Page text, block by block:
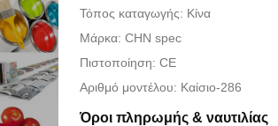
Τόπος καταγωγής: Κίνα
Μάρκα: CHN spec
Πιστοποίηση: CE
Αριθμό μοντέλου: Καίσιο-286
Όροι πληρωμής & ναυτιλίας